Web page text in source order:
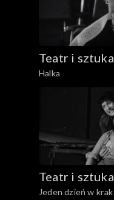
Teatr i
Halka
Teatr i
Jeden dzień w